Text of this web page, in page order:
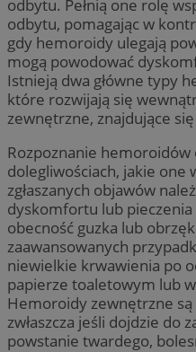
odbytu. Pełnią one rolę
odbytu, pomagając w
gdy hemoroidy ulegają
mogą powodować
Istnieją dwa główne typy
które rozwijają się
zewnętrzne, znajdujące
Rozpoznanie hemoroidów
dolegliwościach, jakie one
zgłaszanych objawów
dyskomfortu lub
obecność guzka lub
zaawansowanych
niewielkie krwawienia po
papierze toaletowym lub
Hemoroidy zewnętrzne są
zwłaszcza jeśli dojdzie do
powstanie twardego,